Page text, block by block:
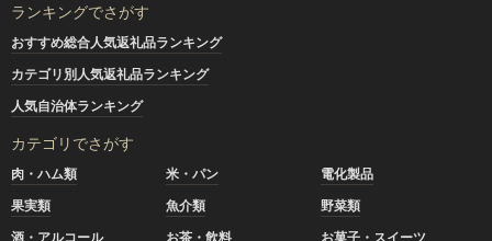
ランキングでさがす
おすすめ総合人気返礼品ランキング
カテゴリ別人気返礼品ランキング
人気自治体ランキング
カテゴリでさがす
肉・ハム類 米・パン
電化製品
果実類
魚介類
野菜類
酒・アルコール
お茶・飲料
お菓子・スイーツ